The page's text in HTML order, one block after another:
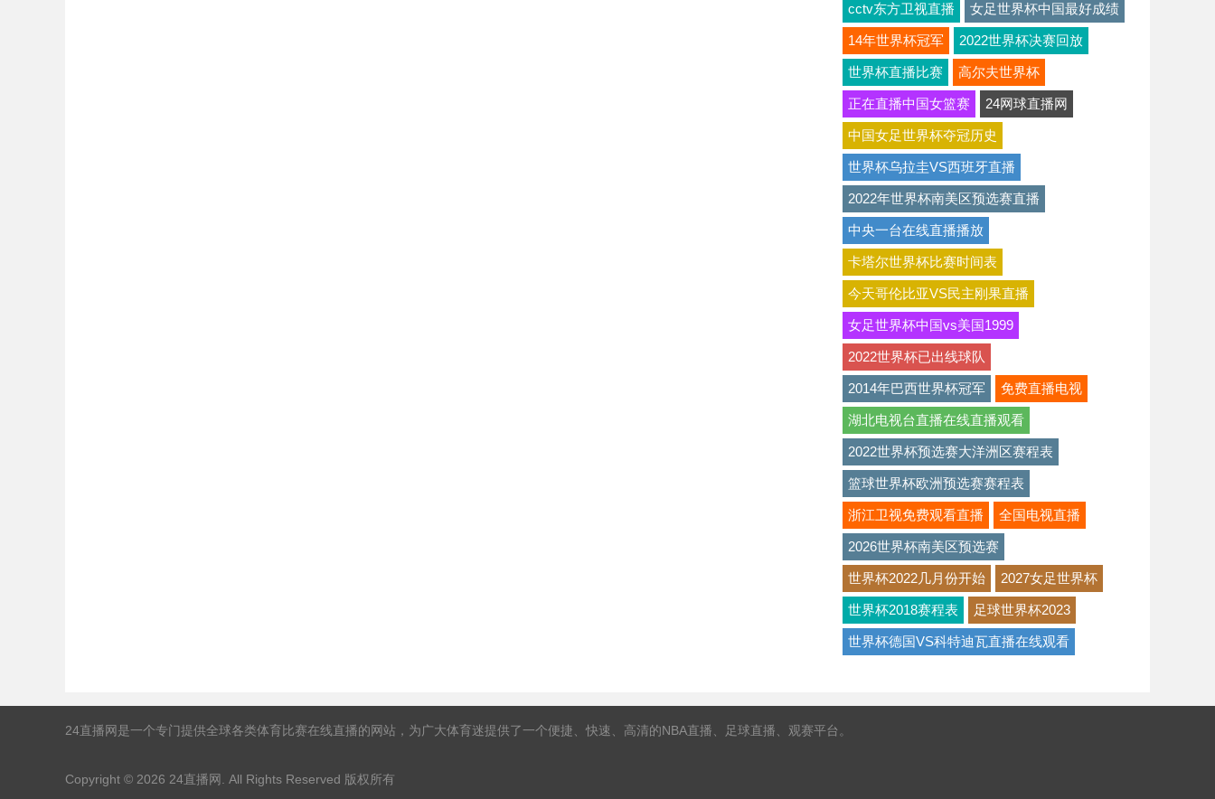
cctv东方卫视直播 女足世界杯中国最好成绩
14年世界杯冠军 2022世界杯决赛回放
世界杯直播比赛 高尔夫世界杯
正在直播中国女篮赛 24网球直播网
中国女足世界杯夺冠历史
世界杯乌拉圭VS西班牙直播
2022年世界杯南美区预选赛直播
中央一台在线直播播放
卡塔尔世界杯比赛时间表
今天哥伦比亚VS民主刚果直播
女足世界杯中国vs美国1999
2022世界杯已出线球队
2014年巴西世界杯冠军 免费直播电视
湖北电视台直播在线直播观看
2022世界杯预选赛大洋洲区赛程表
篮球世界杯欧洲预选赛赛程表
浙江卫视免费观看直播 全国电视直播
2026世界杯南美区预选赛
世界杯2022几月份开始 2027女足世界杯
世界杯2018赛程表 足球世界杯2023
世界杯德国VS科特迪瓦直播在线观看
24直播网是一个专门提供全球各类体育比赛在线直播的网站，为广大体育迷提供了一个便捷、快速、高清的NBA直播、足球直播、观赛平台。
Copyright © 2026 24直播网 . All Rights Reserved 版权所有